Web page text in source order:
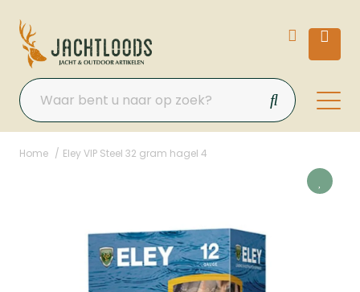
Home Eley VIP Steel 32 gram hagel 4